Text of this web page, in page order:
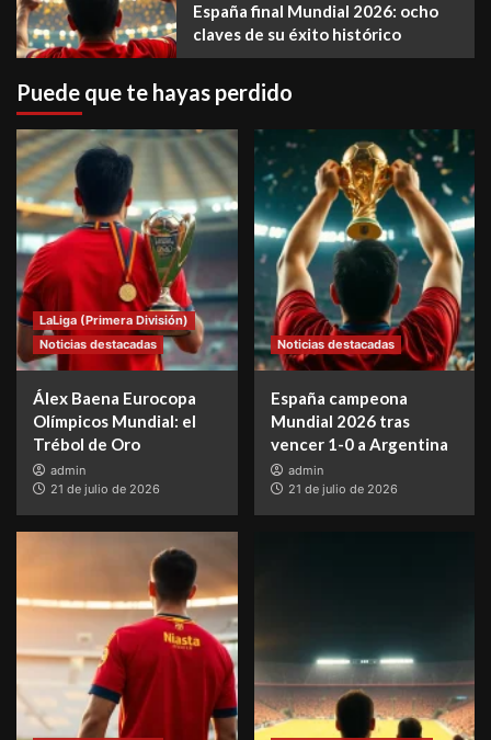
España final Mundial 2026: ocho
claves de su éxito histórico
Puede que te hayas perdido
LaLiga (Primera División)
Noticias destacadas
Álex Baena Eurocopa
Olímpicos Mundial: el
Trébol de Oro
admin
21 de julio de 2026
Noticias destacadas
España campeona
Mundial 2026 tras
vencer 1-0 a Argentina
admin
21 de julio de 2026